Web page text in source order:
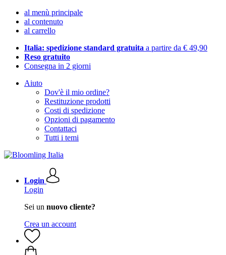
al menù principale
al contenuto
al carrello
Italia: spedizione standard gratuita a partire da € 49,90
Reso gratuito
Consegna in 2 giorni
Aiuto
Dov'è il mio ordine?
Restituzione prodotti
Costi di spedizione
Opzioni di pagamento
Contattaci
Tutti i temi
Login
Login
Sei un nuovo cliente?
Crea un account